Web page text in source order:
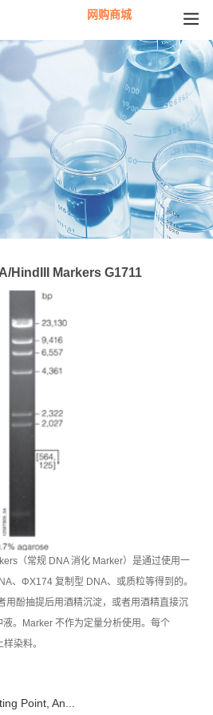
网购商城
HindIII Markers G1711
（常规 DNA 消化 Marker）是通过使用一
、ΦX174 复制型 DNA、或质粒等得到的。
用酚抽提后用酒精沉淀，或者用酒精直接沉
。Marker 不作为定量分析使用。每个
染料。
Point, An...